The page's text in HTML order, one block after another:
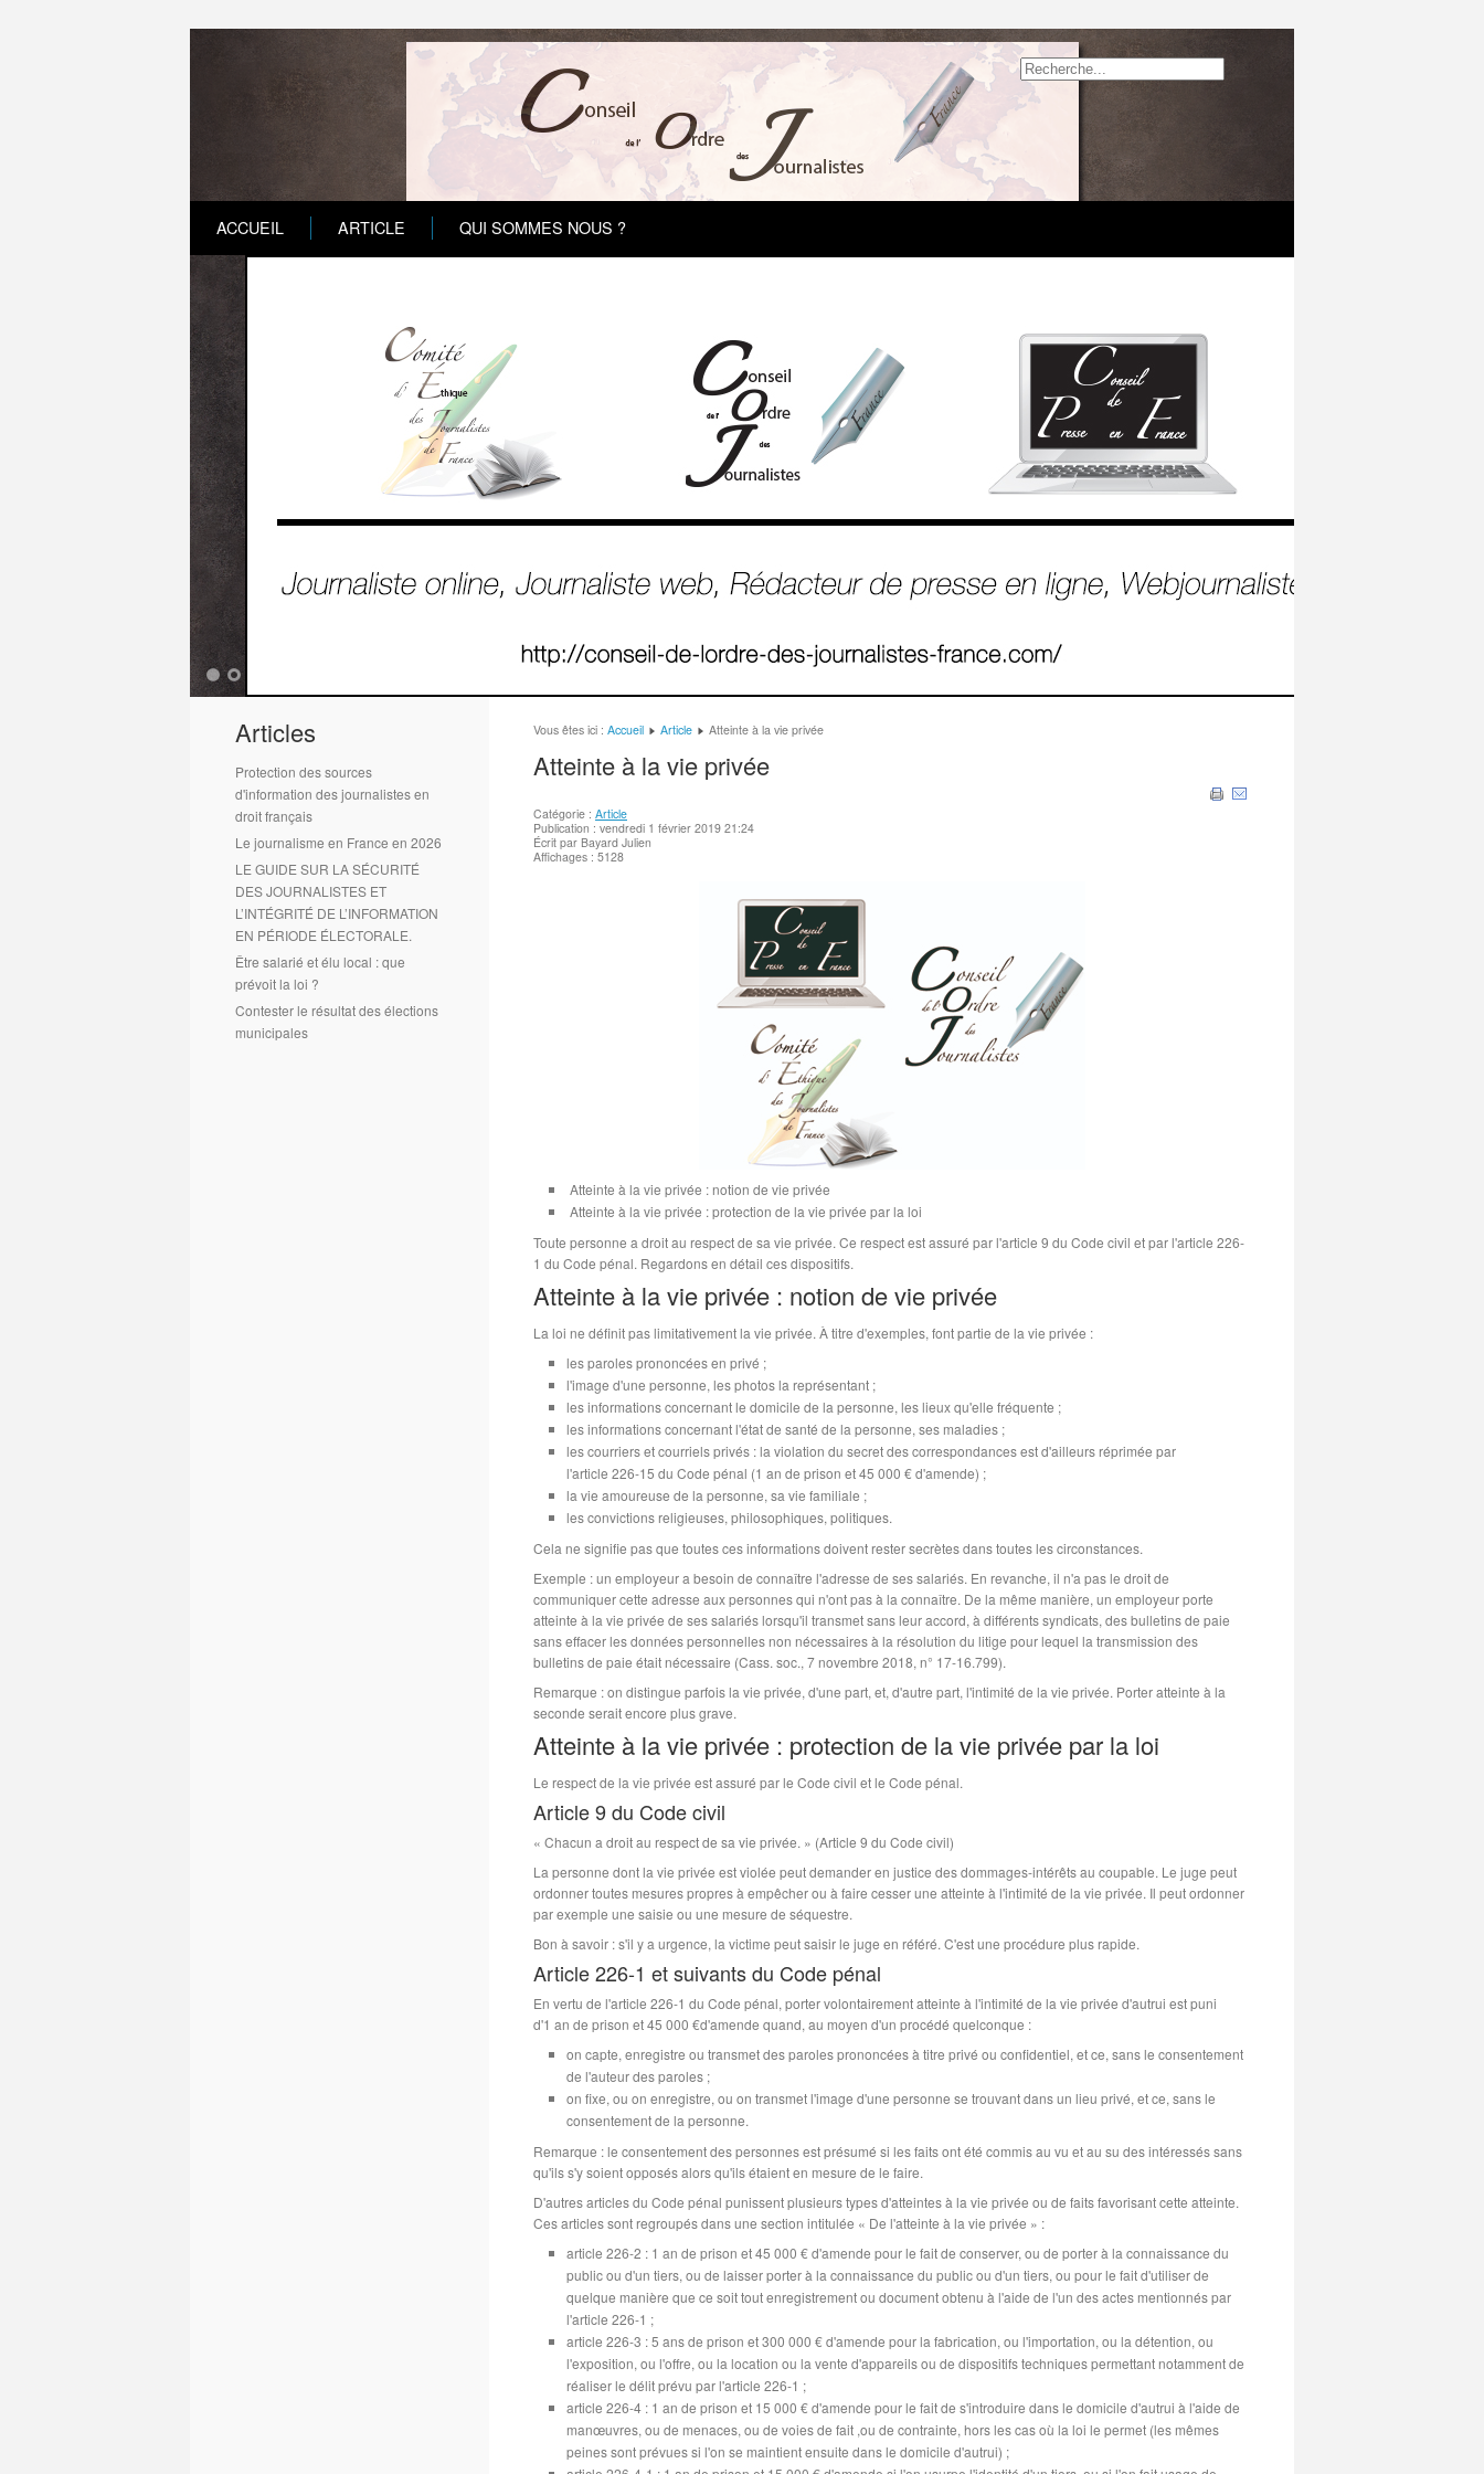
ACCUEIL ARTICLE QUI SOMMES NOUS ?
1 2
Articles
Protection des sources
d'information des journalistes en
droit français
Le journalisme en France en 2026
LE GUIDE SUR LA SÉCURITÉ
DES JOURNALISTES ET
L’INTÉGRITÉ DE L’INFORMATION
EN PÉRIODE ÉLECTORALE.
Être salarié et élu local : que
prévoit la loi ?
Contester le résultat des élections
municipales
Vous êtes ici : Accueil Article Atteinte à la vie privée
Atteinte à la vie privée
Catégorie : Article
Publication : vendredi 1 février 2019 21:24
Écrit par Bayard Julien
Affichages : 5128
Atteinte à la vie privée : notion de vie privée
Atteinte à la vie privée : protection de la vie privée par la loi
Toute personne a droit au respect de sa vie privée. Ce respect est assuré par l'article 9 du Code civil et par l'article 226-
1 du Code pénal. Regardons en détail ces dispositifs.
Atteinte à la vie privée : notion de vie privée
La loi ne définit pas limitativement la vie privée. À titre d'exemples, font partie de la vie privée :
les paroles prononcées en privé ;
l'image d'une personne, les photos la représentant ;
les informations concernant le domicile de la personne, les lieux qu'elle fréquente ;
les informations concernant l'état de santé de la personne, ses maladies ;
les courriers et courriels privés : la violation du secret des correspondances est d'ailleurs réprimée par
l'article 226-15 du Code pénal (1 an de prison et 45 000 € d'amende) ;
la vie amoureuse de la personne, sa vie familiale ;
les convictions religieuses, philosophiques, politiques.
Cela ne signifie pas que toutes ces informations doivent rester secrètes dans toutes les circonstances.
Exemple : un employeur a besoin de connaître l'adresse de ses salariés. En revanche, il n'a pas le droit de
communiquer cette adresse aux personnes qui n'ont pas à la connaître. De la même manière, un employeur porte
atteinte à la vie privée de ses salariés lorsqu'il transmet sans leur accord, à différents syndicats, des bulletins de paie
sans effacer les données personnelles non nécessaires à la résolution du litige pour lequel la transmission des
bulletins de paie était nécessaire (Cass. soc., 7 novembre 2018, n° 17-16.799).
Remarque : on distingue parfois la vie privée, d'une part, et, d'autre part, l'intimité de la vie privée. Porter atteinte à la
seconde serait encore plus grave.
Atteinte à la vie privée : protection de la vie privée par la loi
Le respect de la vie privée est assuré par le Code civil et le Code pénal.
Article 9 du Code civil
« Chacun a droit au respect de sa vie privée. » (Article 9 du Code civil)
La personne dont la vie privée est violée peut demander en justice des dommages-intérêts au coupable. Le juge peut
ordonner toutes mesures propres à empêcher ou à faire cesser une atteinte à l'intimité de la vie privée. Il peut ordonner
par exemple une saisie ou une mesure de séquestre.
Bon à savoir : s'il y a urgence, la victime peut saisir le juge en référé. C'est une procédure plus rapide.
Article 226-1 et suivants du Code pénal
En vertu de l'article 226-1 du Code pénal, porter volontairement atteinte à l'intimité de la vie privée d'autrui est puni
d'1 an de prison et 45 000 €d'amende quand, au moyen d'un procédé quelconque :
on capte, enregistre ou transmet des paroles prononcées à titre privé ou confidentiel, et ce, sans le consentement
de l'auteur des paroles ;
on fixe, ou on enregistre, ou on transmet l'image d'une personne se trouvant dans un lieu privé, et ce, sans le
consentement de la personne.
Remarque : le consentement des personnes est présumé si les faits ont été commis au vu et au su des intéressés sans
qu'ils s'y soient opposés alors qu'ils étaient en mesure de le faire.
D'autres articles du Code pénal punissent plusieurs types d'atteintes à la vie privée ou de faits favorisant cette atteinte.
Ces articles sont regroupés dans une section intitulée « De l'atteinte à la vie privée » :
article 226-2 : 1 an de prison et 45 000 € d'amende pour le fait de conserver, ou de porter à la connaissance du
public ou d'un tiers, ou de laisser porter à la connaissance du public ou d'un tiers, ou pour le fait d'utiliser de
quelque manière que ce soit tout enregistrement ou document obtenu à l'aide de l'un des actes mentionnés par
l'article 226-1 ;
article 226-3 : 5 ans de prison et 300 000 € d'amende pour la fabrication, ou l'importation, ou la détention, ou
l'exposition, ou l'offre, ou la location ou la vente d'appareils ou de dispositifs techniques permettant notamment de
réaliser le délit prévu par l'article 226-1 ;
article 226-4 : 1 an de prison et 15 000 € d'amende pour le fait de s'introduire dans le domicile d'autrui à l'aide de
manœuvres, ou de menaces, ou de voies de fait ,ou de contrainte, hors les cas où la loi le permet (les mêmes
peines sont prévues si l'on se maintient ensuite dans le domicile d'autrui) ;